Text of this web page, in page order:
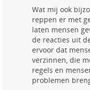
Wat mij ook
reppen er met
laten mensen
de reacties uit
ervoor dat
verzinnen, die
regels en
problemen